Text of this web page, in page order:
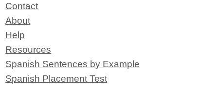
Contact
About
Help
Resources
Spanish Sentences by Example
Spanish Placement Test